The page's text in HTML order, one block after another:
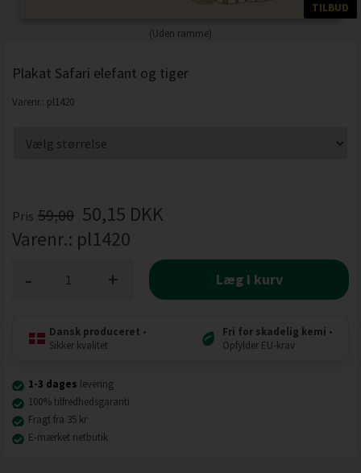
TILBUD
(Uden ramme)
Plakat Safari elefant og tiger
Varenr.: pl1420
Pris 59,00 50,15 DKK
Varenr.: pl1420
+
- Læg i kurv
Dansk produceret •
Sikker kvalitet
Fri for skadelig kemi •
Opfylder EU-krav
1-3 dages levering
100% tilfredhedsgaranti
Fragt fra 35 kr
E-mærket netbutik